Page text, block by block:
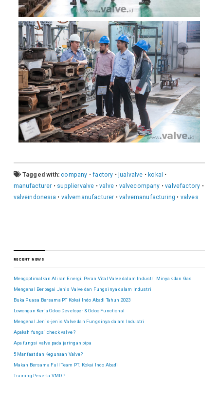
Tagged with:company •factory •jualvalve • kokai •
manufacturer • suppliervalve •valve• valvecompany •valvefactory •
valveindonesia • valvemanufacturer •valvemanufacturing • valves
RECENT NEWS
Mengoptimalkan Aliran Energi: Peran Vital Valve dalam Industri Minyak dan Gas
Mengenal Berbagai Jenis Valve dan Fungsinya dalam Industri
Buka Puasa Bersama PT Kokai Indo Abadi Tahun 2023
Lowongan Kerja Odoo Developer & Odoo Functional
Mengenal Jenis-jenis Valve dan Fungsinya dalam Industri
Apakah fungsi check valve ?
Apa fungsi valve pada jaringan pipa
5 Manfaat dan Kegunaan Valve?
Makan Bersama Full Team PT. Kokai Indo Abadi
Training Peserta VMDP